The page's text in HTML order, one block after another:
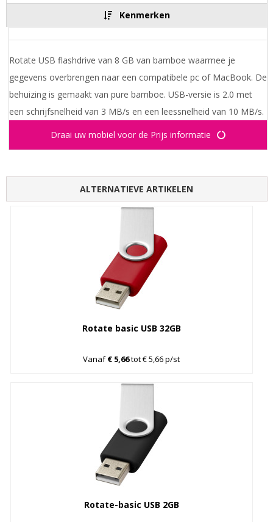
Kenmerken
Rotate USB flashdrive van 8 GB van bamboe waarmee je
gegevens overbrengen naar een compatibele pc of MacBook. De
behuizing is gemaakt van pure bamboe. USB-versie is 2.0 met
een schrijfsnelheid van 3 MB/s en een leessnelheid van 10 MB/s.
Draai uw mobiel voor de Prijs informatie
ALTERNATIEVE ARTIKELEN
Rotate basic USB 32GB
Vanaf€ 5,66tot € 5,66 p/st
Rotate-basic USB 2GB